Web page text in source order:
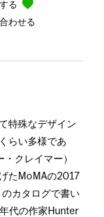
る
わせる
特殊なデザイン
らい多様であ
クレイマー）
たMoMAの2017
カタログで書い
代の作家Hunter